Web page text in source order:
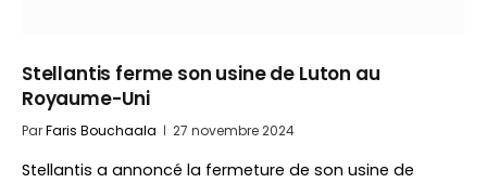
Stellantis ferme son usine de Luton au
Royaume-Uni
ParFaris Bouchaala 27 novembre 2024
Stellantis a annoncé la fermeture de son usine de